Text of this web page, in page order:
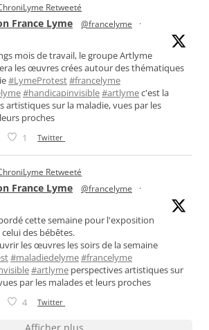
Retweeté
France Lyme @francelyme
·
mois de travail, le groupe Artlyme
les œuvres crées autour des thématiques
#LymeProtest#francelyme
#handicapinvisible#artlymec'est la
artistiques sur la maladie, vues par les
proches
1 Twitter
Retweeté
France Lyme @francelyme
·
cette semaine pour l'exposition
des bébêtes.
les œuvres les soirs de la semaine
#maladiedelyme#francelyme
#artlyme perspectives artistiques sur
par les malades et leurs proches
4 Twitter